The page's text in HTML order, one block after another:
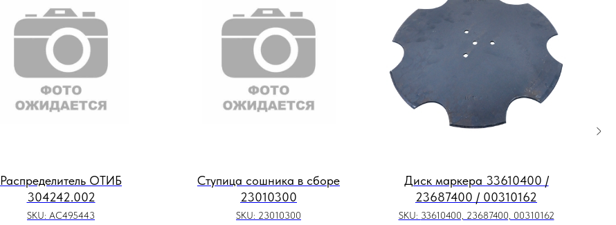
Распределитель ОТИБ
304242.002
SKU: AC495443
Ступица сошника в сборе
23010300
SKU: 23010300
Диск маркера 33610400 /
23687400 / 00310162
SKU: 33610400, 23687400, 00310162